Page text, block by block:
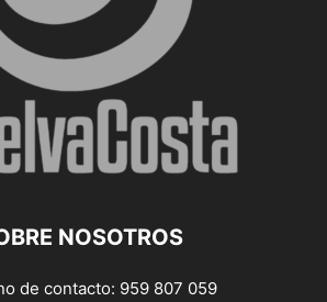
NOSOTROS
de contacto: 959 807 059